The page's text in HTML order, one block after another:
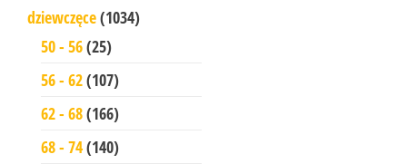
dziewczęce(1034)
50 - 56(25)
56 - 62(107)
62 - 68(166)
68 - 74(140)